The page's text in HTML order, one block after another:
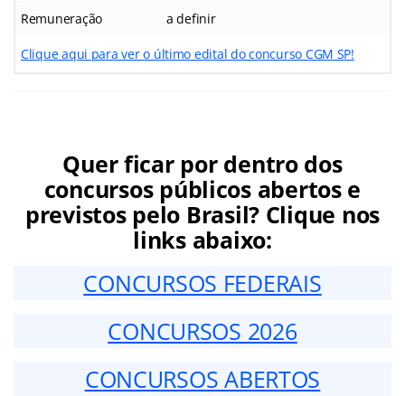
Remuneração a definir
Clique aqui para ver o último edital do concurso CGM SP!
Quer ficar por dentro dos
concursos públicos abertos e
previstos pelo Brasil? Clique nos
links abaixo:
CONCURSOS FEDERAIS
CONCURSOS 2026
CONCURSOS ABERTOS